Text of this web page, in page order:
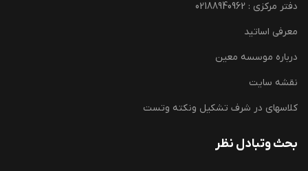
دفتر مرکزی : 02188940962
معرفی اساتید
درباره موسسه معین
نقشه سایت
کلاسهای در شرف تشکیل ونکته وتست
بحث وتبادل نظر